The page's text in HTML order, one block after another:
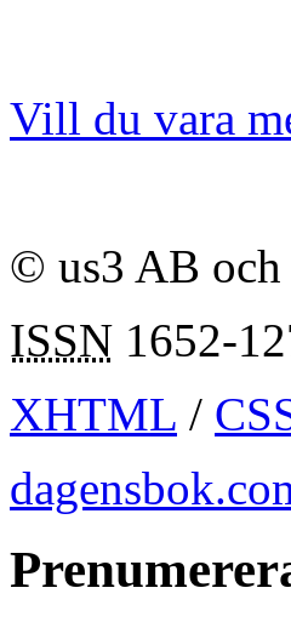
Vill du vara
© us3 AB och
ISSN 1652-
XHTML /